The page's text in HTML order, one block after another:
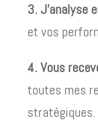
3. J’analyse
et vos
4. Vous
toutes mes
stratégiques.